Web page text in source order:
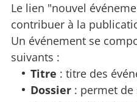
Le lien "nouvel
contribuer à la
Un événement se
suivants :
Titre : titre des
Dossier : permet